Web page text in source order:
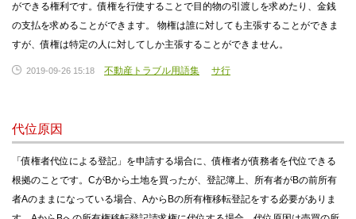
ができる権利です。債権を行使することで目的物の引渡しを求めたり、金銭
の支払を求めることができます。 物権は誰に対しても主張することができま
すが、債権は特定の人に対してしか主張することができません。
2019-09-26 15:18 不動産トラブル用語集 サ行
代位原因
「債権者代位による登記」を申請する場合に、債権者が債務者を代位できる
根拠のことです。CがBから土地を買ったが、登記簿上、所有者がBの前所有
者Aのままになっている場合、AからBの所有権移転登記をする必要がありま